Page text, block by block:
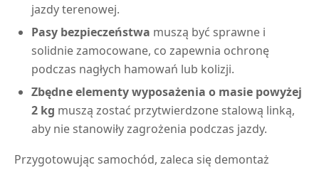
jazdy terenowej.
Pasy bezpieczeństwa muszą być sprawne i
solidnie zamocowane, co zapewnia ochronę
podczas nagłych hamowań lub kolizji.
Zbędne elementy wyposażenia o masie powyżej
2 kg muszą zostać przytwierdzone stalową linką,
aby nie stanowiły zagrożenia podczas jazdy.
Przygotowując samochód, zaleca się demontaż